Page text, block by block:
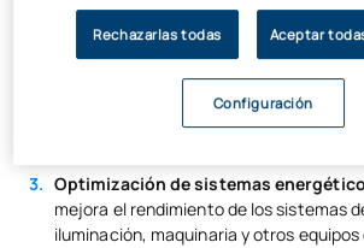
industrias y otros sistemas.
Desarrollo e implementación de
eficiencia energética.Diseña e
personalizados para optimizar el uso de
incluyendo medidas de ahorro, uso de
Optimización de sistemas
mejora el rendimiento de los sistemas
iluminación, maquinaria y otros equipos
Rechazarlas todas Aceptar
Configuración